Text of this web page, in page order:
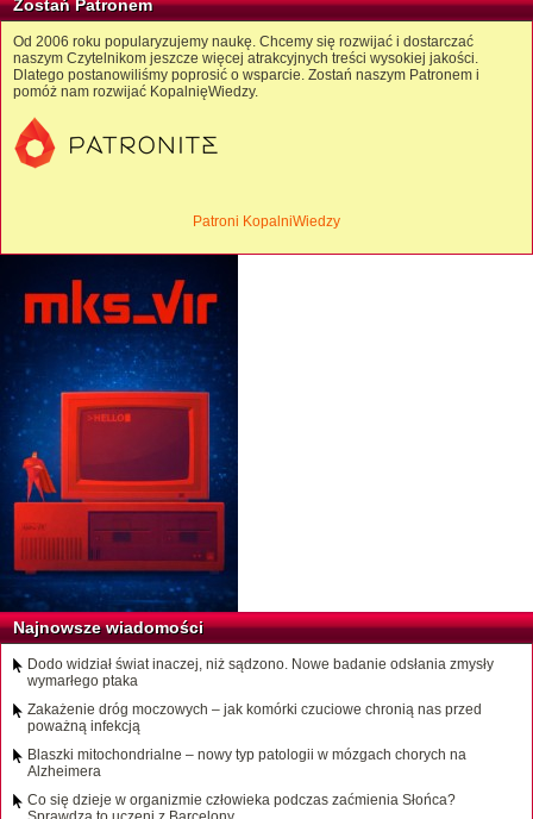
Zostań Patronem
Od 2006 roku popularyzujemy naukę. Chcemy się rozwijać i dostarczać
naszym Czytelnikom jeszcze więcej atrakcyjnych treści wysokiej jakości.
Dlatego postanowiliśmy poprosić o wsparcie. Zostań naszym Patronem i
pomóż nam rozwijać KopalnięWiedzy.
Patroni KopalniWiedzy
Najnowsze wiadomości
Dodo widział świat inaczej, niż sądzono. Nowe badanie odsłania zmysły
wymarłego ptaka
Zakażenie dróg moczowych – jak komórki czuciowe chronią nas przed
poważną infekcją
Blaszki mitochondrialne – nowy typ patologii w mózgach chorych na
Alzheimera
Co się dzieje w organizmie człowieka podczas zaćmienia Słońca?